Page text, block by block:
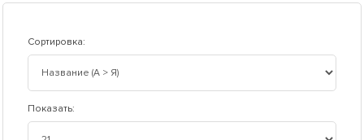
Сортировка:
Показать: